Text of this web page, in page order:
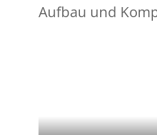
Aufbau und